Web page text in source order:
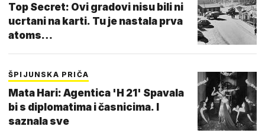
Top Secret: Ovi gradovi nisu bili ni
ucrtani na karti. Tu je nastala prva
atoms…
ŠPIJUNSKA PRIČA
Mata Hari: Agentica 'H 21' Spavala
bi s diplomatima i časnicima. I
saznala sve